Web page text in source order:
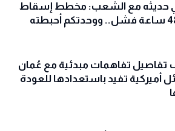
حديثه مع الشعب: مخطط إسقاط
تفاصيل تفاهمات مبدئية مع عُمان
أميركية تفيد باستعدادها للعودة